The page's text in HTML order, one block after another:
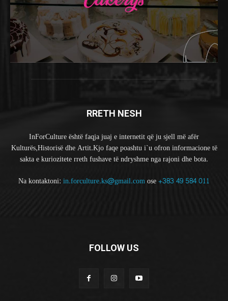
RRETH NESH
InForCulture është faqja juaj e internetit që ju sjell më afër
Kulturës,Historisë dhe Artit.Kjo faqe poashtu i`u ofron informacione të
sakta e kuriozitete rreth fushave të ndryshme nga rajoni dhe bota.
Na kontaktoni: in.forculture.ks@gmail.comose+383 49 584 011
FOLLOW US